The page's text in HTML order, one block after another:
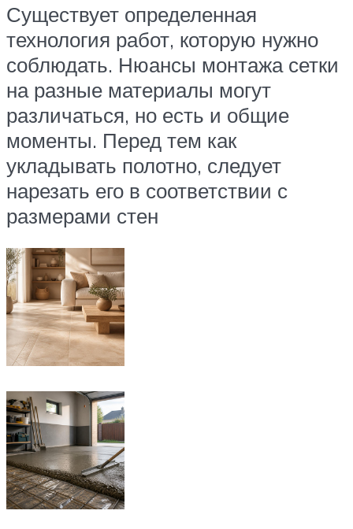
Существует определенная
технология работ, которую нужно
соблюдать. Нюансы монтажа сетки
на разные материалы могут
различаться, но есть и общие
моменты. Перед тем как
укладывать полотно, следует
нарезать его в соответствии с
размерами стен